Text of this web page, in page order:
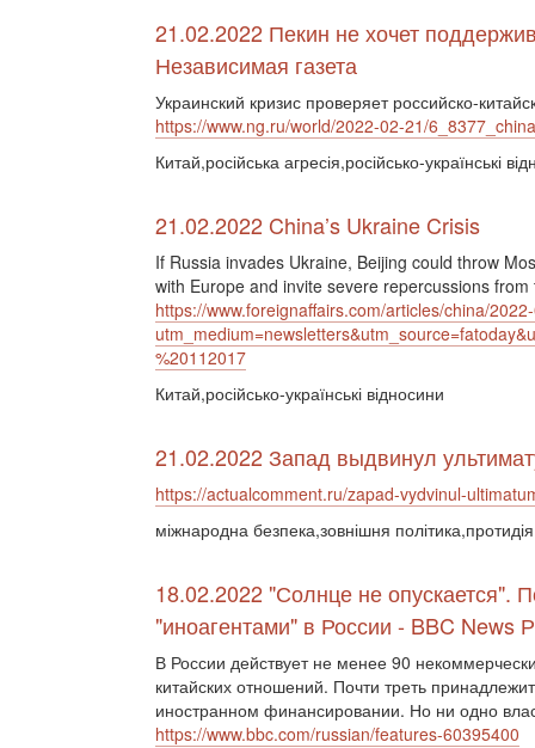
21.02.2022 Пекин не хочет
Независимая газета
Украинский кризис проверяет российско-
https://www.ng.ru/world/2022-02-21/
Китай,російська агресія,російсько-українські
21.02.2022 China’s Ukraine Crisis
If Russia invades Ukraine, Beijing could throw
with Europe and invite severe repercussions from
https://www.foreignaffairs.com/articles/china/
%20112017
Китай,російсько-українські відносини
21.02.2022 Запад выдвинул
https://actualcomment.ru/zapad-vydvinul-
міжнародна безпека,зовнішня
18.02.2022 "Солнце не опускается".
"иноагентами" в России - BBC News
В России действует не менее 90
китайских отношений. Почти треть
иностранном финансировании. Но ни одно
https://www.bbc.com/russian/features-60395400